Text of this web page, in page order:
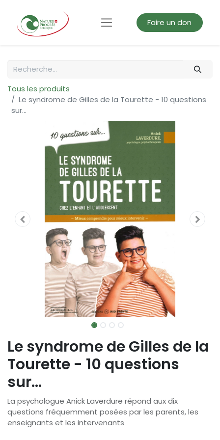
Faire un don
Tous les produits
Le syndrome de Gilles de la Tourette - 10 questions
sur...
Le syndrome de Gilles de la
Tourette - 10 questions
sur...
La psychologue Anick Laverdure répond aux dix
questions fréquemment posées par les parents, les
enseignants et les intervenants